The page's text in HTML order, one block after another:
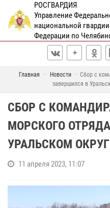
РОСГВАРДИЯ
Управление
национальной
Федерации по
Главная Новости
Сбор с
завершился в
СБОР С
МОРСКОГО
УРАЛЬСКОМ
11 апреля 2023, 11:07